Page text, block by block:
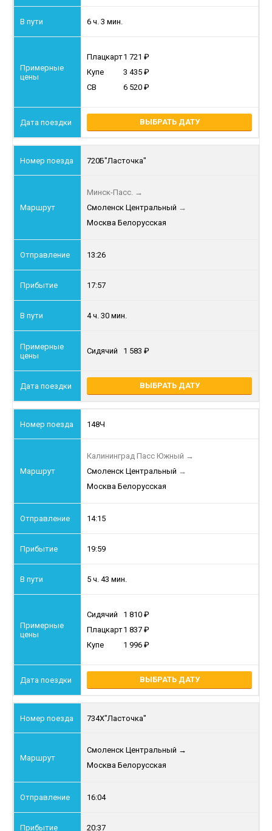
6 ч. 3 мин.
Плацкарт1 721
Купе
3 435
СВ
6 520
ВЫБРАТЬ ДАТУ
720Б"Ласточка"
Минск-Пасс. →
Смоленск Центральный →
Москва Белорусская
13:26
17:57
4 ч. 30 мин.
Сидячий 1 583
ВЫБРАТЬ ДАТУ
148Ч
Калининград Пасс Южный →
Смоленск Центральный →
Москва Белорусская
14:15
19:59
5 ч. 43 мин.
Сидячий
1 810
Плацкарт1 837
Купе
1 996
ВЫБРАТЬ ДАТУ
734Х"Ласточка"
Смоленск Центральный →
Москва Белорусская
16:04
20:37